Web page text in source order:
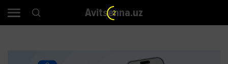
Avitsenna.uz
2